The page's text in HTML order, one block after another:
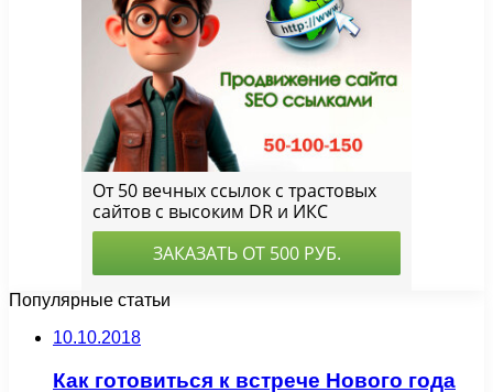
Популярные статьи
10.10.2018
Как готовиться к встрече Нового года